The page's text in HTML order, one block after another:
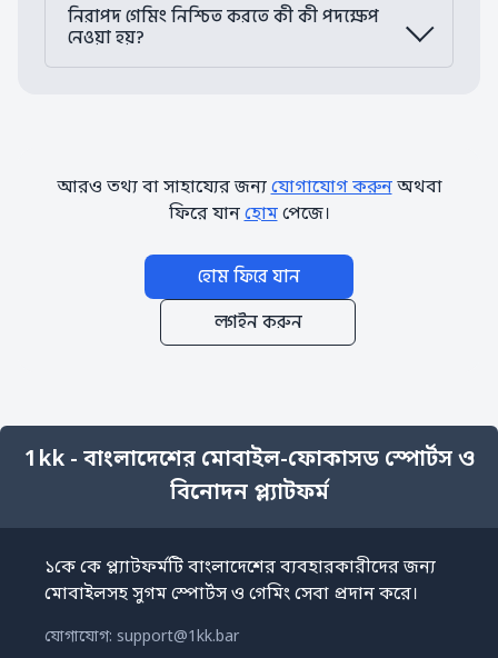
নিরাপদ গেমিং নিশ্চিত করতে কী কী পদক্ষেপ
নেওয়া হয়?
আরও তথ্য বা সাহায্যের জন্যযোগাযোগ করুনঅথবা
ফিরে যানহোমপেজে।
হোম ফিরে যান
লগইন করুন
1kk - বাংলাদেশের মোবাইল-ফোকাসড স্পোর্টস ও
বিনোদন প্ল্যাটফর্ম
১কে কে প্ল্যাটফর্মটি বাংলাদেশের ব্যবহারকারীদের জন্য
মোবাইলসহ সুগম স্পোর্টস ও গেমিং সেবা প্রদান করে।
যোগাযোগ: support@1kk.bar